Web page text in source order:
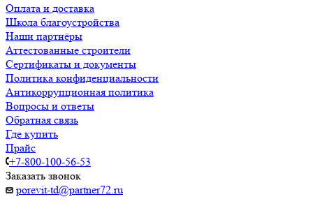
Оплата и доставка
Школа благоустройства
Наши партнёры
Аттестованные строители
Сертификаты и документы
Политика конфиденциальности
Антикоррупционная политика
Вопросы и ответы
Обратная связь
Где купить
Прайс
+7-800-100-56-53
Заказать звонок
porevit-td@partner72.ru